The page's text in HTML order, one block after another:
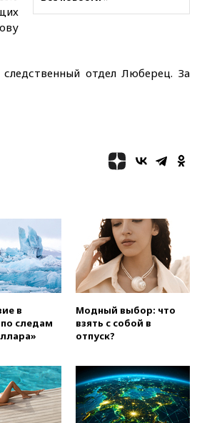
15:25При атаке БПЛА в
футболиста Лионеля Месси
Пляжи Геленджика
итальянских туристов
12:27
Возгорание на Ильском
НПЗ, вызванное атакой БПЛА,
потушили
11:47
Суд оставил под
арестом Rolls-Royce блогера
Лерчек
При столкновении
погибли два человека
10:27
Движение по трассе
«Новороссия» восстановлено
отдел Люберец. За
в
следам
Модный выбор: что
взять с собой в
отпуск?